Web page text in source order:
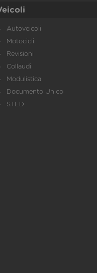
Autoveicoli
Motocicli
Revisioni
Collaudi
Modulistica
Documento Unico
STED